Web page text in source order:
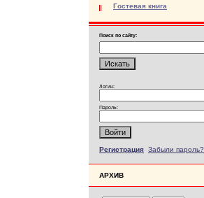
Гостевая книга
Поиск по сайту:
Логин:
Пароль:
Регистрация Забыли пароль?
АРХИВ